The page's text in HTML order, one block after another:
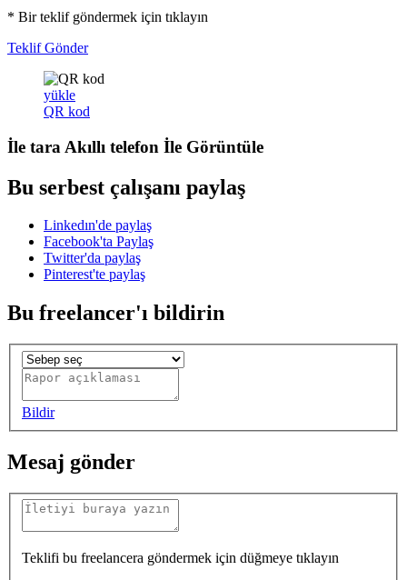
* Bir teklif göndermek için tıklayın
Teklif Gönder
yükle
QR kod
İle tara Akıllı telefon İle Görüntüle
Bu serbest çalışanı paylaş
Linkedın'de paylaş
Facebook'ta Paylaş
Twitter'da paylaş
Pinterest'te paylaş
Bu freelancer'ı bildirin
Bildir
Mesaj gönder
Teklifi bu freelancera göndermek için düğmeye tıklayın